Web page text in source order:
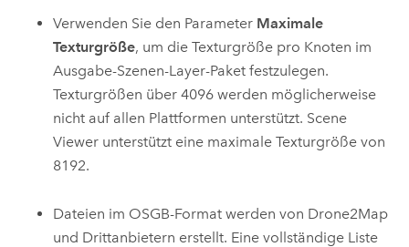
Verwenden Sie den Parameter Maximale
Texturgröße, um die Texturgröße pro Knoten im
Ausgabe-Szenen-Layer-Paket festzulegen.
Texturgrößen über 4096 werden möglicherweise
nicht auf allen Plattformen unterstützt. Scene
Viewer unterstützt eine maximale Texturgröße von
8192.
Dateien im OSGB-Format werden von Drone2Map
und Drittanbietern erstellt. Eine vollständige Liste